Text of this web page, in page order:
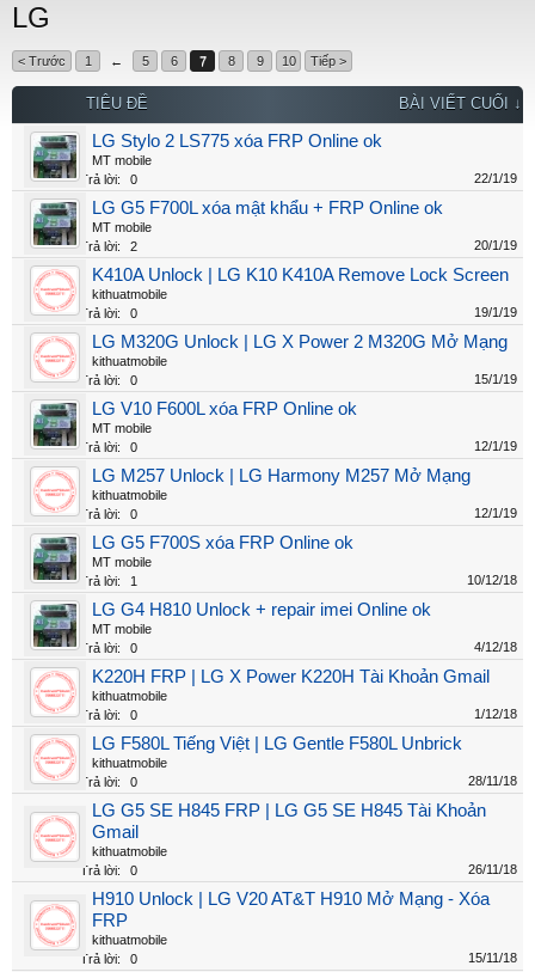
LG
< Trước 1 ← 5 6 7 8 9 10 Tiếp >
TIÊU ĐỀ BÀI VIẾT CUỐI ↓
LG Stylo 2 LS775 xóa FRP Online ok
MT mobile
Trả lời:
0 22/1/19
LG G5 F700L xóa mật khẩu + FRP Online ok
MT mobile
Trả lời:
2 20/1/19
K410A Unlock | LG K10 K410A Remove Lock Screen
kithuatmobile
Trả lời:
0 19/1/19
LG M320G Unlock | LG X Power 2 M320G Mở Mạng
kithuatmobile
Trả lời:
0 15/1/19
LG V10 F600L xóa FRP Online ok
MT mobile
Trả lời:
0 12/1/19
LG M257 Unlock | LG Harmony M257 Mở Mạng
kithuatmobile
Trả lời:
0 12/1/19
LG G5 F700S xóa FRP Online ok
MT mobile
Trả lời:
1 10/12/18
LG G4 H810 Unlock + repair imei Online ok
MT mobile
Trả lời:
0 4/12/18
K220H FRP | LG X Power K220H Tài Khoản Gmail
kithuatmobile
Trả lời:
0 1/12/18
LG F580L Tiếng Việt | LG Gentle F580L Unbrick
kithuatmobile
Trả lời:
0 28/11/18
LG G5 SE H845 FRP | LG G5 SE H845 Tài Khoản
Gmail
kithuatmobile
Trả lời:
0 26/11/18
H910 Unlock | LG V20 AT&T H910 Mở Mạng - Xóa
FRP
kithuatmobile
Trả lời:
0 15/11/18